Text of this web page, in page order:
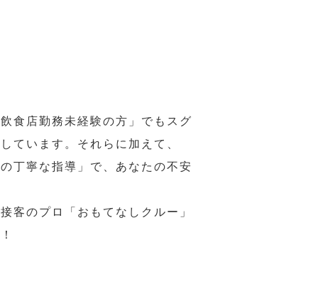
食店勤務未経験の方」でもスグ
ています。それらに加えて、
丁寧な指導」で、あなたの不安
客のプロ「おもてなしクルー」